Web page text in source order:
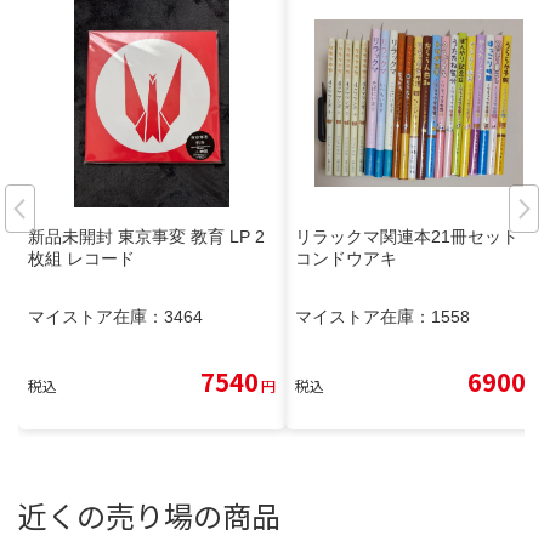
新品未開封 東京事変 教育 LP 2
枚組 レコード
マイストア在庫： 3464
税込 7540円
リラックマ関連本21冊セット
コンドウアキ
マイストア在庫： 1558
税込 6900
近くの売り場の商品